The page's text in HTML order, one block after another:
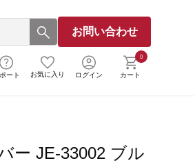
お問い合わせ
ート お気に入り ログイン
0
カート
ー JE-33002 ブル